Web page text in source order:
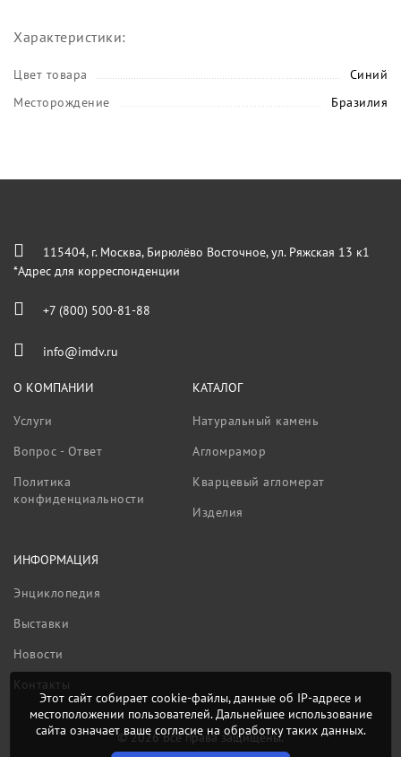
Характеристики:
Цвет товара
Синий
Месторождение
Бразилия
115404, г. Москва, Бирюлёво Восточное, ул. Ряжская 13 к1
*Адрес для корреспонденции
+7 (800) 500-81-88
info@imdv.ru
О КОМПАНИИ
Услуги
Вопрос - Ответ
Политика
конфиденциальности
КАТАЛОГ
Натуральный камень
Агломрамор
Кварцевый агломерат
Изделия
ИНФОРМАЦИЯ
Энциклопедия
Выставки
Новости
Контакты
© 2026 Все права защищены.
Этот сайт собирает cookie-файлы, данные об IP-адресе и
местоположении пользователей. Дальнейшее использование
сайта означает ваше согласие на обработку таких данных.